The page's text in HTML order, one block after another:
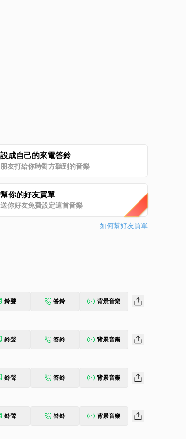
設成自己的來電答鈴
朋友打給你時對方聽到的音樂
幫你的好友買單
送你好友免費設定這首音樂
如何幫好友買單
鈴聲 答鈴 背景音樂
鈴聲 答鈴 背景音樂
鈴聲 答鈴 背景音樂
鈴聲 答鈴 背景音樂